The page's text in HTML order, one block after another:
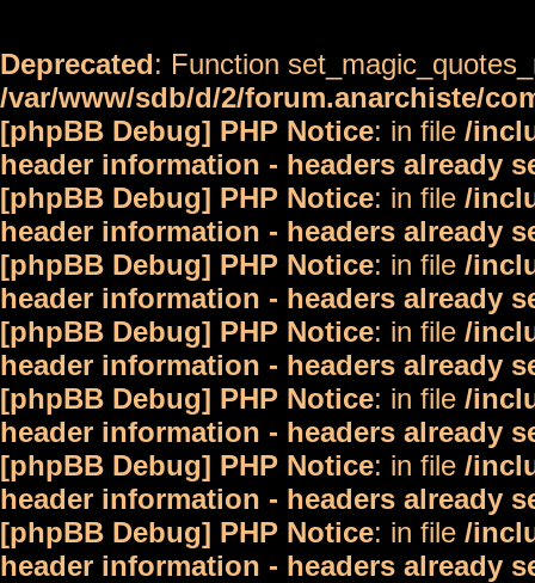
Deprecated: Function
/var/www/sdb/d/2/forum.anarchiste/
[phpBB Debug] PHP Notice: in file /
header information - headers already
[phpBB Debug] PHP Notice: in file /
header information - headers already
[phpBB Debug] PHP Notice: in file /
header information - headers already
[phpBB Debug] PHP Notice: in file /
header information - headers already
[phpBB Debug] PHP Notice: in file /
header information - headers already
[phpBB Debug] PHP Notice: in file /
header information - headers already
[phpBB Debug] PHP Notice: in file /
header information - headers already